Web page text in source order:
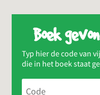
Boek
Typ hier de code van
die in het boek staat